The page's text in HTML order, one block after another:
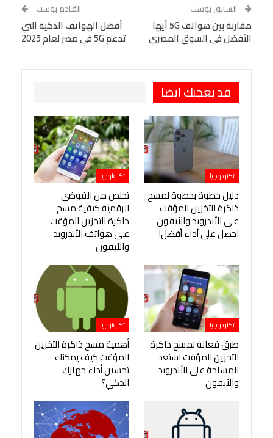
البريد الإلكتروني
StumbleUpon
VK
Digg
LINE
BlackBerry
Viber
السابق بوست
مقارنة بين هواتف 5G أيها
الأفضل في السوق المصري
القادم بوست
أفضل الهواتف الذكية التي
تدعم 5G في مصر لعام 2025
قد يعجبك ايضا
تكنولوجيا
دليل خطوة بخطوة لمسح
ذاكرة التخزين المؤقت
على الأندرويد والآيفون
احصل على أداء أفضل!
تكنولوجيا
تخلص من الفوضى
الرقمية كيفية مسح
ذاكرة التخزين المؤقت
على هواتف الأندرويد
والآيفون
تكنولوجيا
طرق فعالة لمسح ذاكرة
التخزين المؤقت استعد
المساحة على الأندرويد
والآيفون
تكنولوجيا
أهمية مسح ذاكرة التخزين
المؤقت كيف يمكنك
تحسين أداء جهازك
الذكي؟